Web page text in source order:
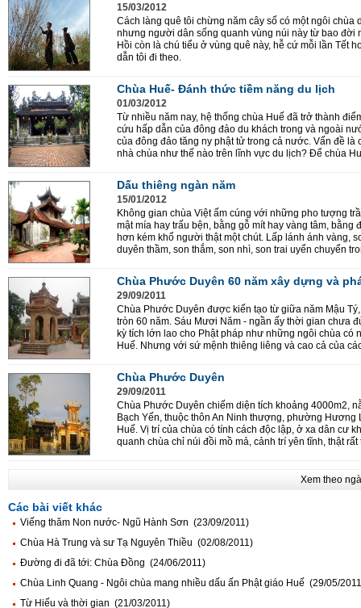
15/03/2012
Cách làng quê tôi chừng năm cây số có một ngôi chùa
nhưng người dân sống quanh vùng núi này từ bao đời
Hồi còn là chú tiểu ở vùng quê này, hễ cứ mỗi lần Tết
dẫn tôi đi theo.
Chùa Huế- Đánh thức tiềm năng du lịch
01/03/2012
Từ nhiều năm nay, hệ thống chùa Huế đã trở thành
cứu hấp dẫn của đông đảo du khách trong và ngoài
của đông đảo tăng ny phật tử trong cả nước. Vấn đề
nhà chùa như thế nào trên lĩnh vực du lịch? Để chùa
Dấu thiêng ngàn năm
15/01/2012
Không gian chùa Việt ấm cúng với những pho tượng
mật mía hay trấu bện, bằng gỗ mít hay vàng tâm, bằng
hơn kém khổ người thật một chút. Lấp lánh ánh vàng,
duyên thầm, son thắm, son nhì, son trai uyển chuyển
Chùa Phước Duyên 60 năm xây dựng và
29/09/2011
Chùa Phước Duyên được kiến tạo từ giữa năm Mậu
tròn 60 năm. Sáu Mươi Năm - ngần ấy thời gian chưa
kỳ tích lớn lao cho Phật pháp như những ngôi chùa có
Huế. Nhưng với sứ mệnh thiêng liêng và cao cả của
Chùa Phước Duyên
29/09/2011
Chùa Phước Duyên chiếm diện tích khoảng 4000m2,
Bạch Yến, thuộc thôn An Ninh thượng, phường
Huế. Vị trí của chùa có tính cách độc lập, ở xa dân cư
quanh chùa chỉ núi đồi mồ mả, cảnh trí yên tĩnh, thật
Xem theo
Các bài viết khác
Viếng thăm Non nước- Ngũ Hành Sơn (23/09/2011)
Chùa Hà Trung và sư Tạ Nguyên Thiều (02/08/2011)
Ðường đi đã tới: Chùa Ðồng (24/06/2011)
Chùa Linh Quang - Ngôi chùa mang nhiều dấu ấn Phật giáo Huế (29/05/
Từ Hiếu và thời gian (21/03/2011)